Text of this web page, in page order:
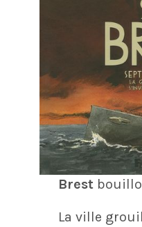
Brest
La ville